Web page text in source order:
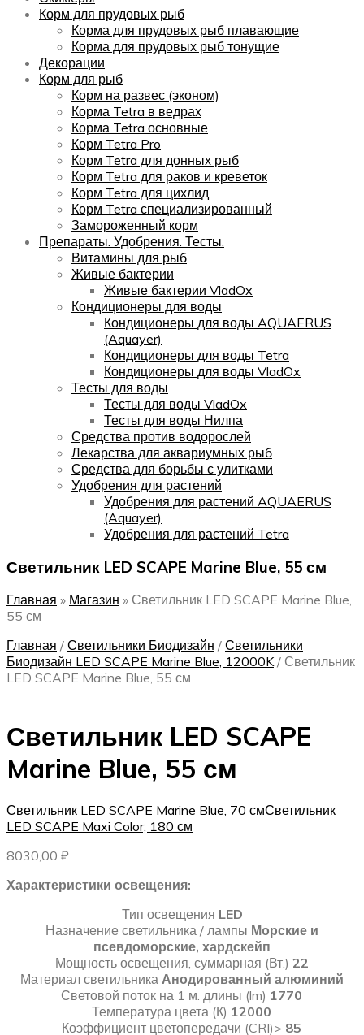
Корм для прудовых рыб
Корма для прудовых рыб плавающие
Корма для прудовых рыб тонущие
Декорации
Корм для рыб
Корм на развес (эконом)
Корма Tetra в ведрах
Корма Tetra основные
Корм Tetra Pro
Корм Tetra для донных рыб
Корм Tetra для раков и креветок
Корм Tetra для цихлид
Корм Tetra специализированный
Замороженный корм
Препараты. Удобрения. Тесты.
Витамины для рыб
Живые бактерии
Живые бактерии VladOx
Кондиционеры для воды
Кондиционеры для воды AQUAERUS
(Aquayer)
Кондиционеры для воды Tetra
Кондиционеры для воды VladOx
Тесты для воды
Тесты для воды VladOx
Тесты для воды Нилпа
Средства против водорослей
Лекарства для аквариумных рыб
Средства для борьбы с улитками
Удобрения для растений
Удобрения для растений AQUAERUS
(Aquayer)
Удобрения для растений Tetra
Светильник LED SCAPE Marine Blue, 55 см
Главная » Магазин » Светильник LED SCAPE Marine Blue,
55 см
Главная / Светильники Биодизайн / Светильники
Биодизайн LED SCAPE Marine Blue, 12000K/ Светильник
LED SCAPE Marine Blue, 55 см
Светильник LED SCAPE
Marine Blue, 55 см
Светильник LED SCAPE Marine Blue, 70 смСветильник
LED SCAPE Maxi Color, 180 см
8030,00 ₽
Характеристики освещения:
Тип освещения LED
Назначение светильника / лампы Морские и
псевдоморские, хардскейп
Мощность освещения, суммарная (Вт.) 22
Материал светильника Анодированный алюминий
Световой поток на 1 м. длины (lm) 1770
Температура цвета (К) 12000
Коэффициент цветопередачи (CRI)> 85